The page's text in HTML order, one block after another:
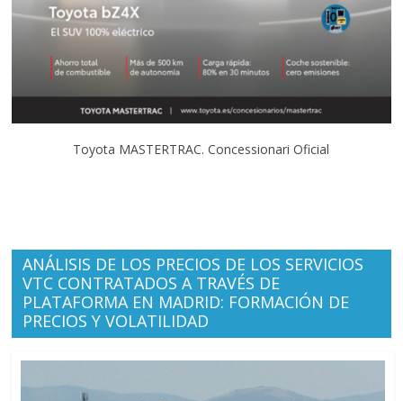
Toyota MASTERTRAC. Concessionari Oficial
ANÁLISIS DE LOS PRECIOS DE LOS SERVICIOS
VTC CONTRATADOS A TRAVÉS DE
PLATAFORMA EN MADRID: FORMACIÓN DE
PRECIOS Y VOLATILIDAD